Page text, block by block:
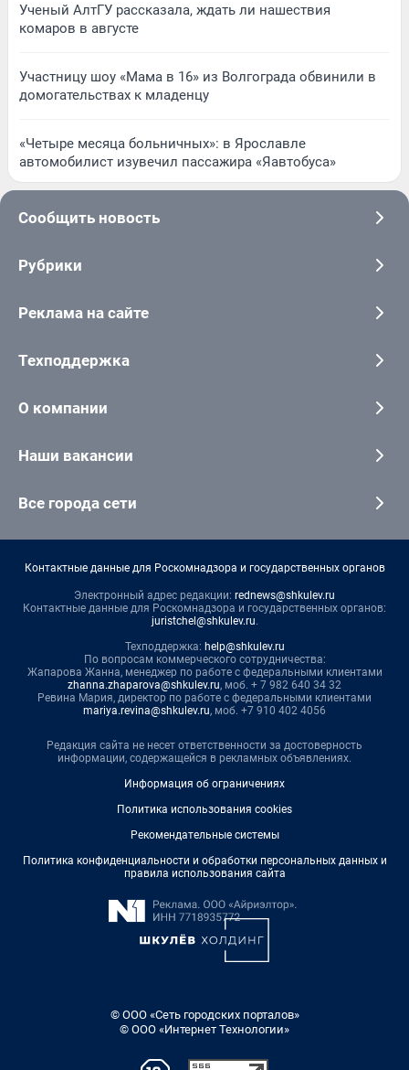
Ученый АлтГУ рассказала, ждать ли нашествия
комаров в августе
Участницу шоу «Мама в 16» из Волгограда обвинили в
домогательствах к младенцу
«Четыре месяца больничных»: в Ярославле
автомобилист изувечил пассажира «Яавтобуса»
Сообщить новость
Рубрики
Реклама на сайте
Техподдержка
О компании
Наши вакансии
Все города сети
Контактные данные для Роскомнадзора и государственных органов
Электронный адрес редакции: rednews@shkulev.ru
Контактные данные для Роскомнадзора и государственных органов:
juristchel@shkulev.ru.
Техподдержка: help@shkulev.ru
По вопросам коммерческого сотрудничества:
Жапарова Жанна, менеджер по работе с федеральными клиентами
zhanna.zhaparova@shkulev.ru, моб. + 7 982 640 34 32
Ревина Мария, директор по работе с федеральными клиентами
mariya.revina@shkulev.ru, моб. +7 910 402 4056
Редакция сайта не несет ответственности за достоверность
информации, содержащейся в рекламных объявлениях.
Информация об ограничениях
Политика использования cookies
Рекомендательные системы
Политика конфиденциальности и обработки персональных данных и
правила использования сайта
© ООО «Сеть городских порталов»
© ООО «Интернет Технологии»